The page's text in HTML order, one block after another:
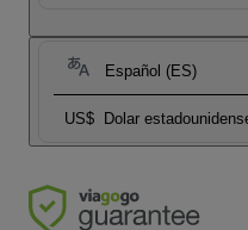
Español (ES)
US$ Dolar